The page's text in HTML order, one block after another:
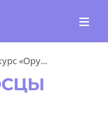
«Ору...